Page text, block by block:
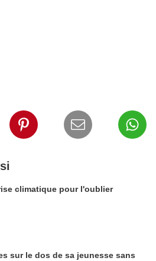
climatique pour l'oublier
sur le dos de sa jeunesse sans